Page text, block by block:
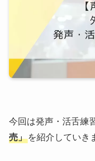
今回は発声・活舌練
売」を紹介していき